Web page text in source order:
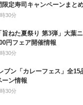
定寿司キャンペーンまと
30分
旨ねた夏祭り 第3弾」大葉
円フェア開催情報
30分
ブン「カレーフェス」全
ーン情報
30分